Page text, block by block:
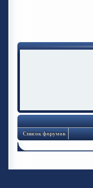
Список форумов